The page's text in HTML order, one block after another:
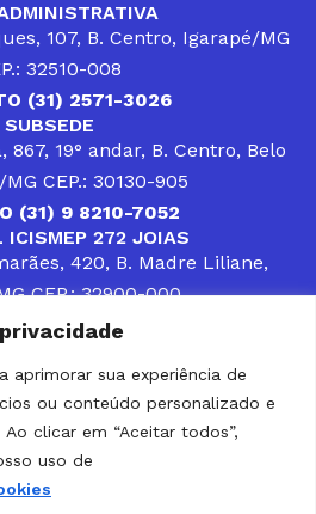
aprimorar sua experiência de
ou conteúdo personalizado e
clicar em “Aceitar todos”,
uso de
107, B. Centro, Igarapé/MG
32510-008
(31) 2571-3026
SUBSEDE
867, 19° andar, B. Centro, Belo
CEP.: 30130-905
(31) 9 8210-7052
ICISMEP 272 JOIAS
420, B. Madre Liliane,
CEP.: 32900-000
4400 ou (31) 9 8309-8660
AÇÕES E SERVIÇOS
A ASSISTÊNCIA À
EM QUE ATUA, SENDO
CONSORCIADOS NA
ENFRENTADAS POR
É O COMPROMISSO DO
ICISMEP.
Municípios